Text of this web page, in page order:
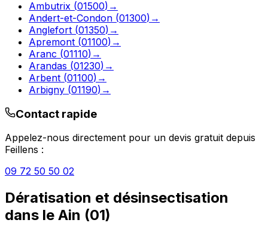
Ambutrix (01500) →
Andert-et-Condon (01300) →
Anglefort (01350) →
Apremont (01100) →
Aranc (01110) →
Arandas (01230) →
Arbent (01100) →
Arbigny (01190) →
Contact rapide
Appelez-nous directement pour un devis gratuit depuis
Feillens :
09 72 50 50 02
Dératisation et désinsectisation
dans le Ain (01)